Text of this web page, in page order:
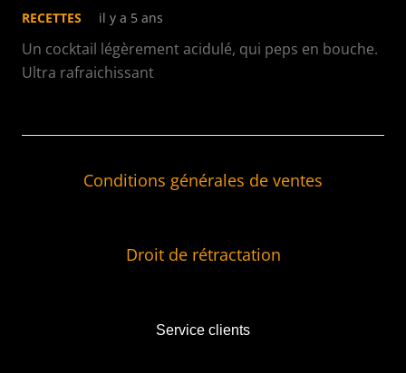
RECETTES il y a 5 ans
Un cocktail légèrement acidulé, qui peps en bouche.
Ultra rafraichissant
Conditions générales de ventes
Droit de rétractation
Service clients